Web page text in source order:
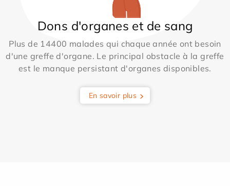
Dons d'organes et de sang
Plus de 14400 malades qui chaque année ont besoin
d'une greffe d'organe. Le principal obstacle à la greffe
est le manque persistant d'organes disponibles.
En savoir plus